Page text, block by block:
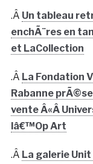
.Â Un tableau
enchÃ¨res en
et LaCollection
.Â La Fondation
Rabanne
vente Â«Â
lâ€™Op Art
.Â La galerie